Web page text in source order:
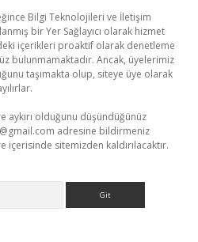
Bilgi Teknolojileri ve İletişim
bir Yer Sağlayıcı olarak hizmet
içerikleri proaktif olarak denetleme
bulunmamaktadır. Ancak, üyelerimiz
taşımakta olup, siteye üye olarak
aykırı olduğunu düşündüğünüz
adresine bildirmeniz
içerisinde sitemizden kaldırılacaktır.